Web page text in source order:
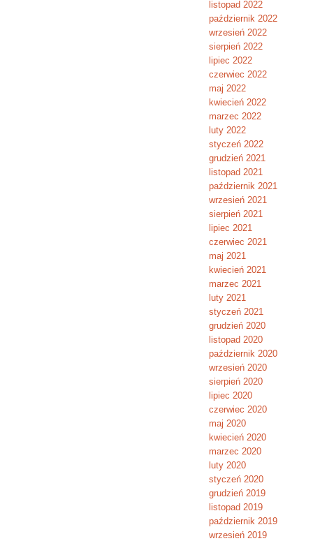
listopad 2022
październik 2022
wrzesień 2022
sierpień 2022
lipiec 2022
czerwiec 2022
maj 2022
kwiecień 2022
marzec 2022
luty 2022
styczeń 2022
grudzień 2021
listopad 2021
październik 2021
wrzesień 2021
sierpień 2021
lipiec 2021
czerwiec 2021
maj 2021
kwiecień 2021
marzec 2021
luty 2021
styczeń 2021
grudzień 2020
listopad 2020
październik 2020
wrzesień 2020
sierpień 2020
lipiec 2020
czerwiec 2020
maj 2020
kwiecień 2020
marzec 2020
luty 2020
styczeń 2020
grudzień 2019
listopad 2019
październik 2019
wrzesień 2019